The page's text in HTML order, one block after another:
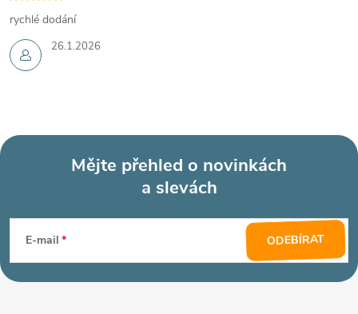
26.1.2026
rychlé dodání
p
Mějte přehled o novinkách
a slevách
E-mail ODEBÍRAT